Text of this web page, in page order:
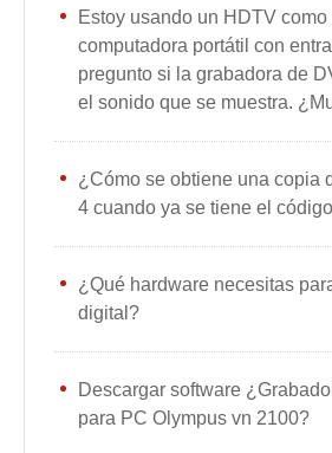
Estoy usando un HDTV como
computadora portátil con
pregunto si la grabadora de
el sonido que se muestra.
¿Cómo se obtiene una copia
4 cuando ya se tiene el
¿Qué hardware necesitas
digital?
Descargar software
para PC Olympus vn 2100?